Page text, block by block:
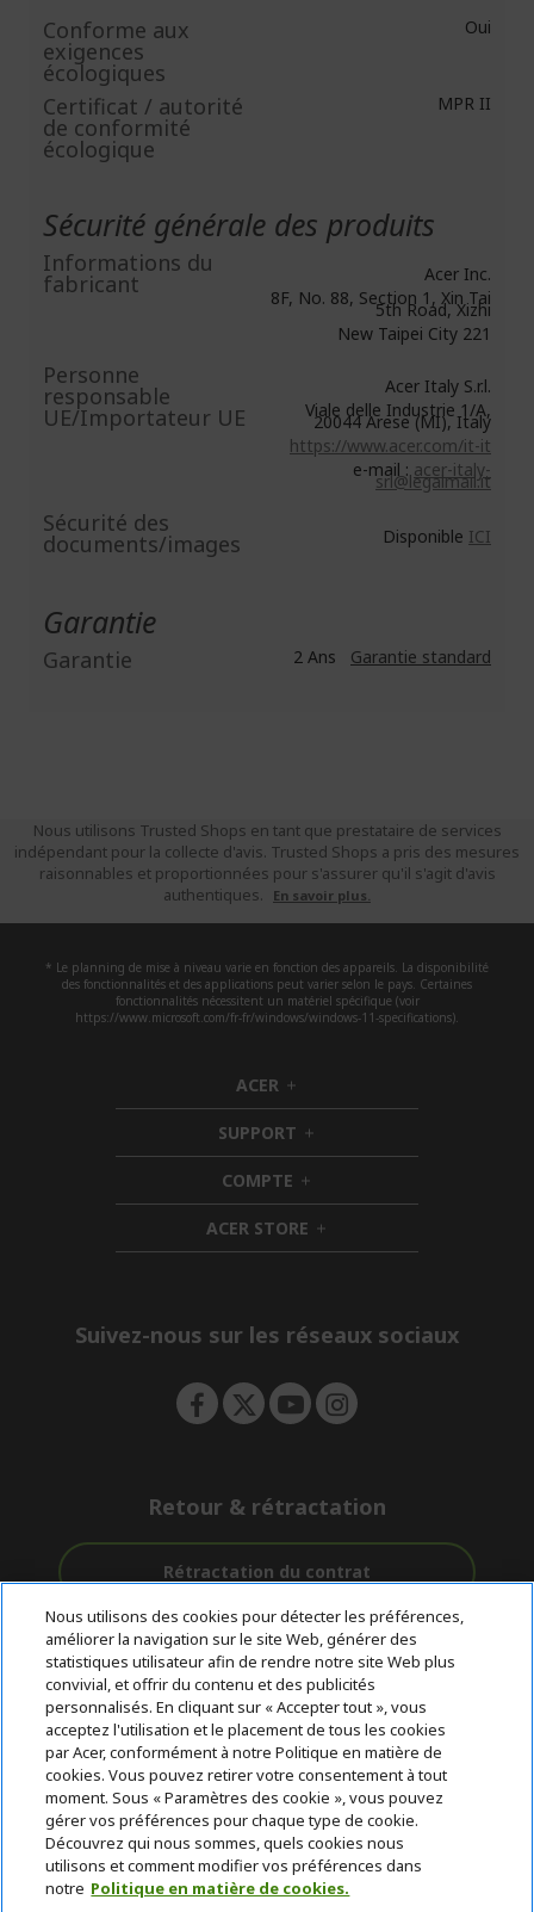
Conforme aux
exigences
écologiques
Oui
Certificat / autorité
de conformité
écologique
MPR II
Sécurité générale des produits
Informations du
fabricant
Acer Inc.
8F, No. 88, Section 1, Xin Tai
5th Road, Xizhi
New Taipei City 221
Personne
responsable
UE/Importateur UE
Acer Italy S.r.l.
Viale delle Industrie 1/A,
20044 Arese (MI), Italy
https://www.acer.com/it-it
e-mail :acer-italy-
srl@legalmail.it
Sécurité des
documents/images Disponible ICI
Garantie
Garantie 2 Ans Garantie standard
Nous utilisons Trusted Shops en tant que prestataire de services
indépendant pour la collecte d'avis. Trusted Shops a pris des mesures
raisonnables et proportionnées pour s'assurer qu'il s'agit d'avis
authentiques.
En savoir plus.
* Le planning de mise à niveau varie en fonction des appareils. La disponibilité
des fonctionnalités et des applications peut varier selon le pays. Certaines
fonctionnalités nécessitent un matériel spécifique (voir
https://www.microsoft.com/fr-fr/windows/windows-11-specifications).
ACER h
i
d
d
e
n
SUPPORT h
i
d
d
e
n
COMPTE h
i
d
d
ACER STORE h
i
e
Suivez-nous sur les réseaux sociaux
Retour & rétractation
Rétractation du contrat
Livraison
Gratuite
Accompagnement
avant et après-
vente
Avec 0%
D'intérêt
© 2026 Acer Inc.
CPYou BV est le revendeur et marchand agréé pour les produits et
services proposés au sein de ce magasin.
Nous utilisons des cookies pour détecter les préférences,
améliorer la navigation sur le site Web, générer des
statistiques utilisateur afin de rendre notre site Web plus
convivial, et offrir du contenu et des publicités
personnalisés. En cliquant sur « Accepter tout », vous
acceptez l'utilisation et le placement de tous les cookies
par Acer, conformément à notre Politique en matière de
cookies. Vous pouvez retirer votre consentement à tout
moment. Sous « Paramètres des cookie », vous pouvez
gérer vos préférences pour chaque type de cookie.
Découvrez qui nous sommes, quels cookies nous
utilisons et comment modifier vos préférences dans
notre Politique en matière de cookies.